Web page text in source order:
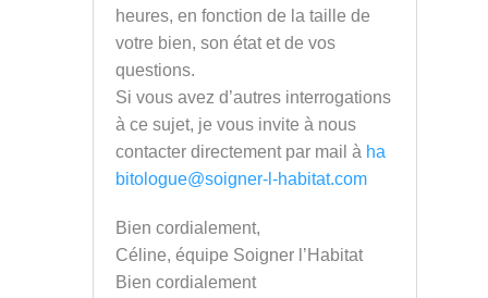
heures, en fonction de la taille de
votre bien, son état et de vos
questions.
Si vous avez d’autres interrogations
à ce sujet, je vous invite à nous
contacter directement par mail à ha
bitologue@soigner-l-habitat.com
Bien cordialement,
Céline, équipe Soigner l’Habitat
Bien cordialement